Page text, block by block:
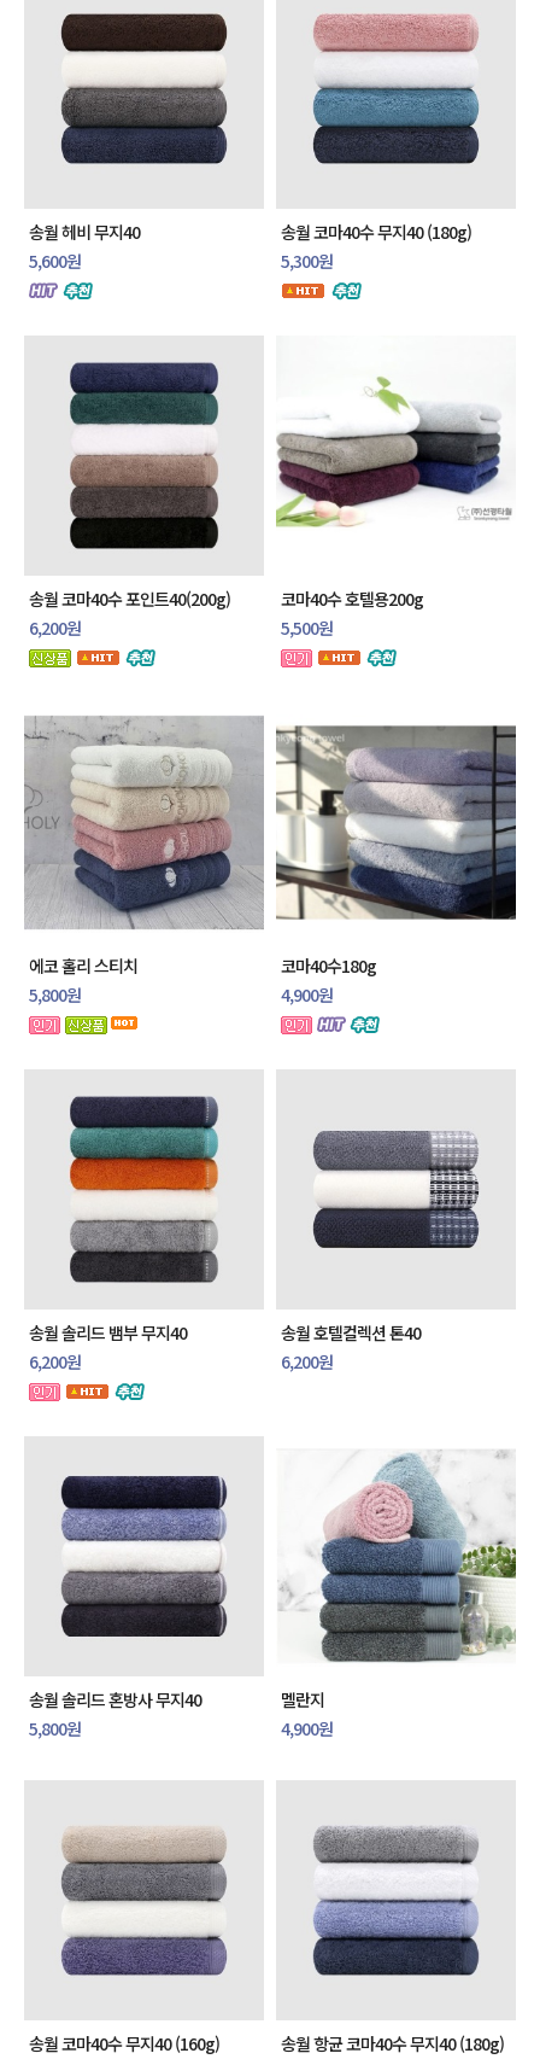
송월 헤비 무지40
5,600원
송월 코마40수 무지40 (180g)
5,300원
송월 코마40수 포인트40(200g)
6,200원
코마40수 호텔용200g
5,500원
에코 홀리 스티치
5,800원
코마40수180g
4,900원
송월 솔리드 뱀부 무지40
6,200원
송월 호텔컬렉션 톤40
6,200원
송월 솔리드 혼방사 무지40
5,800원
멜란지
4,900원
송월 코마40수 무지40 (160g)
송월 항균 코마40수 무지40 (180g)